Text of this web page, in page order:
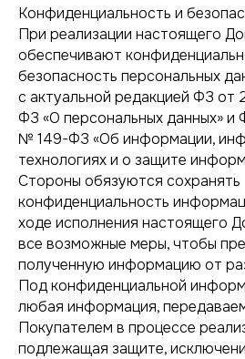
Конфиденциальность и
При реализации настоящего
обеспечивают
безопасность персональных
с актуальной редакцией ФЗ от
ФЗ «О персональных данных» и
№ 149-ФЗ «Об информации,
технологиях и о защите
Стороны обязуются сохранять
конфиденциальность
ходе исполнения настоящего
все возможные меры, чтобы
полученную информацию от
Под конфиденциальной
любая информация,
Покупателем в процессе
подлежащая защите,